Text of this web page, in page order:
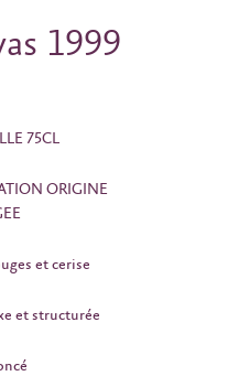
1999
75CL
ORIGINE
et cerise
et structurée